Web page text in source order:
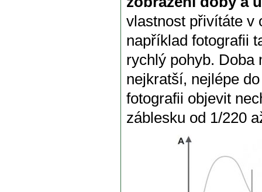
vlastnost přivítáte v
například fotografii
rychlý pohyb. Doba
nejkratší, nejlépe
fotografii objevit
záblesku od 1/220